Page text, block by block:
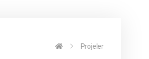
Projeler